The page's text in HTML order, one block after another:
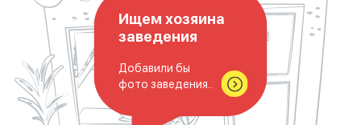
Ищем хозяина
заведения
Добавили бы
фото заведения..